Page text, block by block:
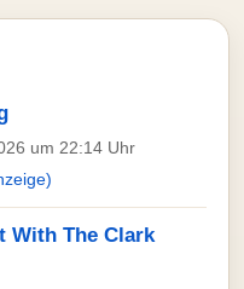
um 22:14 Uhr
With The Clark